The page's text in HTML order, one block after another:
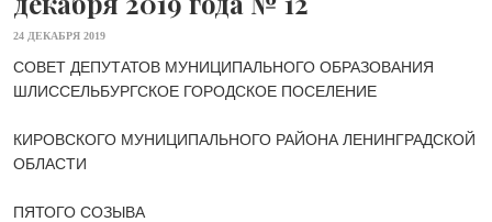
24 ДЕКАБРЯ 2019
СОВЕТ ДЕПУТАТОВ МУНИЦИПАЛЬНОГО ОБРАЗОВАНИЯ
ШЛИССЕЛЬБУРГСКОЕ ГОРОДСКОЕ ПОСЕЛЕНИЕ
КИРОВСКОГО МУНИЦИПАЛЬНОГО РАЙОНА ЛЕНИНГРАДСКОЙ
ОБЛАСТИ
ПЯТОГО СОЗЫВА